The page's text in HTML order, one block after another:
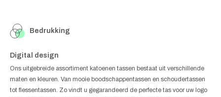
Bedrukking
Digital design
Ons uitgebreide assortiment katoenen tassen bestaat uit verschillende
maten en kleuren. Van mooie boodschappentassen en schoudertassen
tot flessentassen. Zo vindt u gegarandeerd de perfecte tas voor uw logo